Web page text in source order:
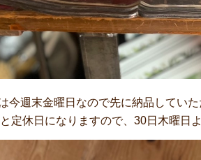
今週末金曜日なので先に納品していた
定休日になりますので、30日木曜日